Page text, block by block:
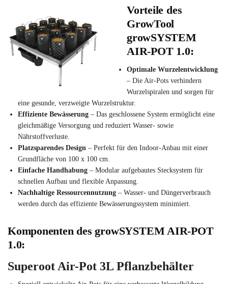
Vorteile des
GrowTool
growSYSTEM
AIR-POT 1.0:
Optimale Wurzelentwicklung
– Die Air-Pots verhindern
Wurzelspiralen und sorgen für
eine gesunde, verzweigte Wurzelstruktur.
Effiziente Bewässerung – Das geschlossene System ermöglicht eine
gleichmäßige Versorgung und reduziert Wasser- sowie
Nährstoffverluste.
Platzsparendes Design – Perfekt für den Indoor-Anbau mit einer
Grundfläche von 100 x 100 cm.
Einfache Handhabung – Modular aufgebautes Stecksystem für
schnellen Aufbau und flexible Anpassung.
Nachhaltige Ressourcennutzung – Wasser- und Düngerverbrauch
werden durch das effiziente Bewässerungssystem minimiert.
Komponenten des growSYSTEM AIR-POT
1.0:
Superoot Air-Pot 3L Pflanzbehälter